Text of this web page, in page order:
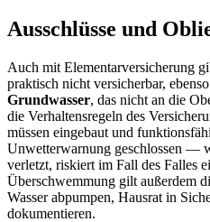
Ausschlüsse und
Auch mit Elementarversicherung
praktisch nicht versicherbar,
Grundwasser, das nicht an die
die Verhaltensregeln des
müssen eingebaut und
Unwetterwarnung geschlossen —
verletzt, riskiert im Fall des Falles
Überschwemmung gilt außerdem
Wasser abpumpen, Hausrat in
dokumentieren.